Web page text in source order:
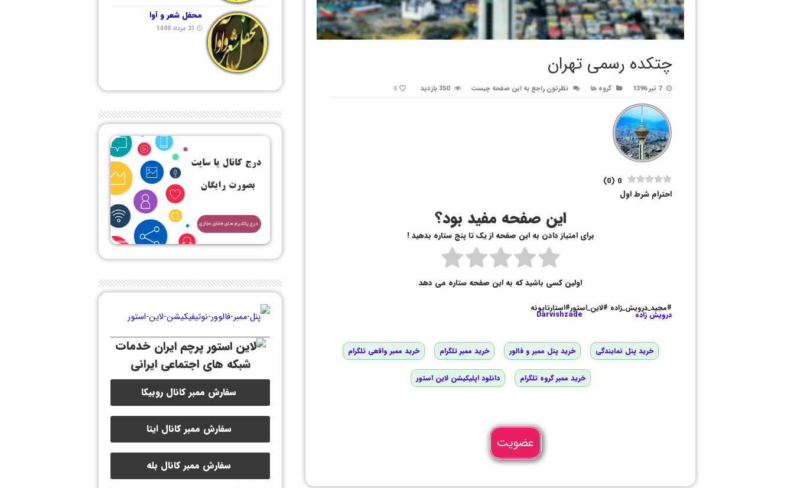
چتکده رسمی تهران
7 تیر 1396 گروه ها نظرتون راجع به این صفحه چیست 350 بازدید 8
0
(
0
)
احترام شرط اول
این صفحه مفید بود؟
برای امتیاز دادن به این صفحه از یک تا پنج ستاره بدهید !
اولین کسی باشید که به این صفحه ستاره می دهد
#مجید_درویش_زاده #لاین_استور#استارتاپونه
درویش زاده Darvishzade
خرید پنل نمایندگی خرید پنل ممبر و فالور خرید ممبر تلگرام خرید ممبر واقعی تلگرام
خرید ممبر گروه تلگرام دانلود اپلیکیشن لاین استور
عضویت
محفل شعر و آوا
21 مرداد 1400
خدمات
شبکه های اجتماعی ایرانی
سفارش ممبر کانال روبیکا
سفارش ممبر کانال ایتا
سفارش ممبر کانال بله